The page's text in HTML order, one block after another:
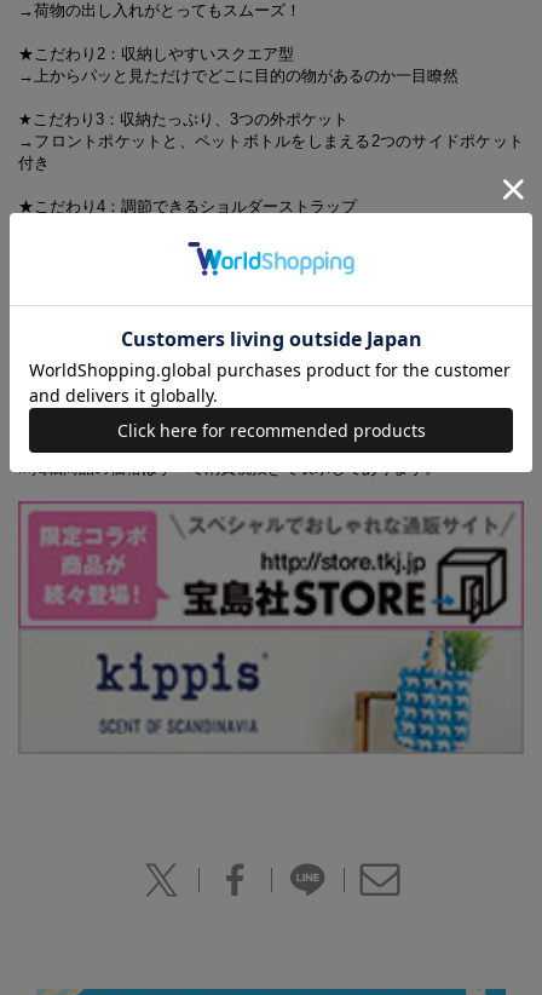
→荷物の出し入れがとってもスムーズ！
★こだわり2：収納しやすいスクエア型
→上からパッと見ただけでどこに目的の物があるのか一目瞭然
★こだわり3：収納たっぷり、3つの外ポケット
→フロントポケットと、ペットボトルをしまえる2つのサイドポケット
付き
★こだわり4：調節できるショルダーストラップ
★こだわり5：ロゴ入りワッペンとスウェーデン国旗タグ
男女、年齢を問わず使っていただけるので、プレゼントにもぴったり。
老若男女にお勧めしたい自信作です！
※本誌掲載の情報は、2016年8月現在のものです。本誌発売後、仕様や
価格などが変更になる場合があります。あらかじめご了承ください。ま
た、品切れ・欠品の際はご容赦ください。
※掲載商品の価格はすべて消費税抜きで表示してあります。